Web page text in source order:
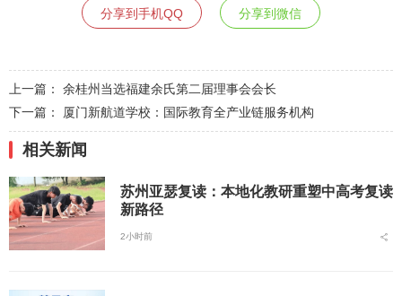
分享到手机QQ 分享到微信
上一篇： 余桂州当选福建余氏第二届理事会会长
下一篇：
厦门新航道学校：国际教育全产业链服务机构
相关新闻
苏州亚瑟复读：本地化教研重塑中高考复读
新路径
2小时前